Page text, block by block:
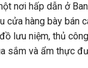
nơi hấp dẫn ở
cửa hàng bày bán
lưu niệm, thủ
sắm và ẩm thực